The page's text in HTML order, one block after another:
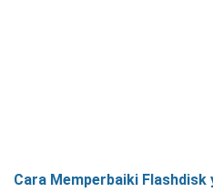
Cara Memperbaiki